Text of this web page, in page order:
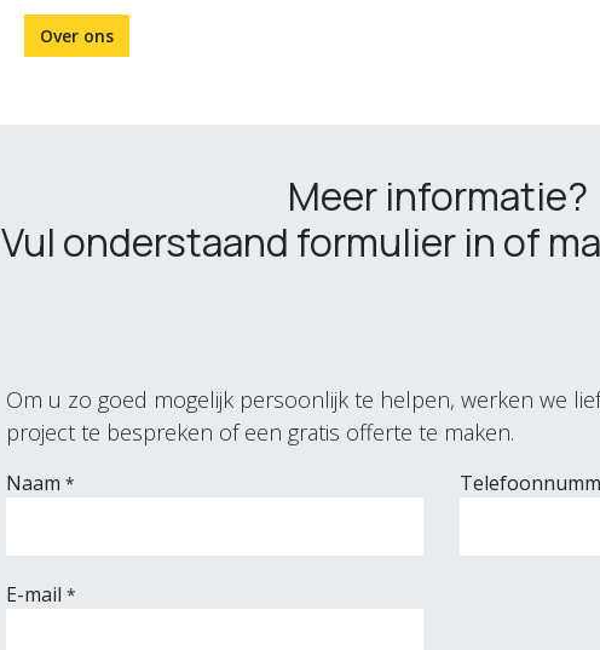
Over ons
Meer informatie?
Vul onderstaand formulier in of
Om u zo goed mogelijk persoonlijk te helpen, werken we
project te bespreken of een gratis offerte te maken.
Naam *
E-mail *